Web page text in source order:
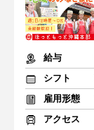
給与
シフト
雇用形態
アクセス